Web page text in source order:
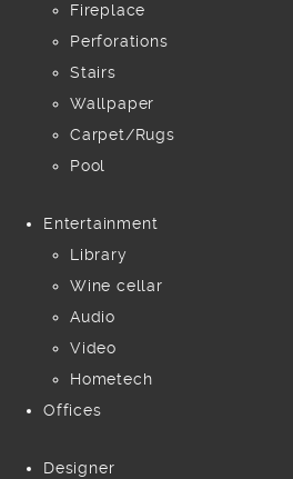
Fireplace
Perforations
Stairs
Wallpaper
Carpet/Rugs
Pool
Entertainment
Library
Wine cellar
Audio
Video
Hometech
Offices
Designer